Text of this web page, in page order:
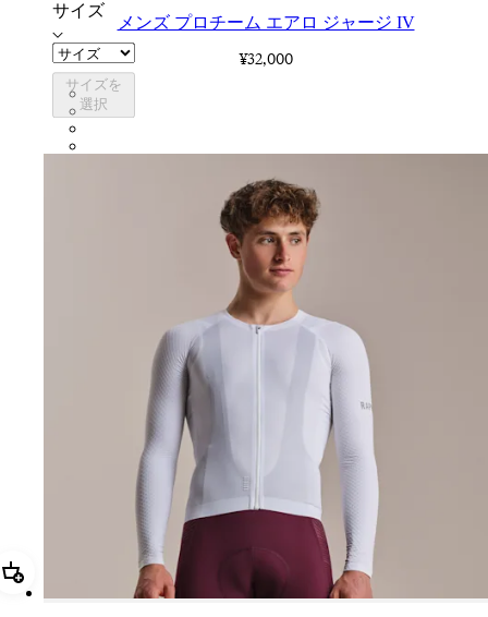
サイズ
サイズを
選択
メンズ プロチーム エアロ ジャージ IV
¥32,000
CUL01XXQUS
CUL01XXSWT
追加 メンズ プロチーム ロングスリーブ エアロ ジャージ